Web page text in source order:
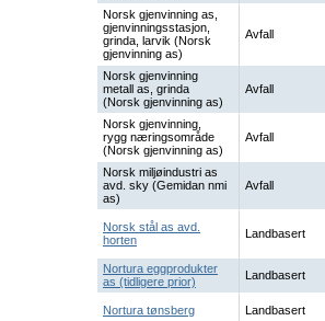
Norsk gjenvinning as,
gjenvinningsstasjon,
grinda, larvik (Norsk
gjenvinning as)
Avfall
Norsk gjenvinning
metall as, grinda
(Norsk gjenvinning as)
Avfall
Norsk gjenvinning,
rygg næringsområde
(Norsk gjenvinning as)
Avfall
Norsk miljøindustri as
avd. sky (Gemidan nmi
as)
Avfall
Norsk stål as avd.
horten
Landbasert
Nortura eggprodukter
as (tidligere prior)
Landbasert
Nortura tønsberg Landbasert